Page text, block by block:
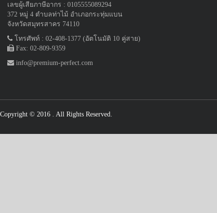
เลขผู้เสียภาษีอากร : 0105555089294
372 หมู่ 4 ตำบลท่าไม้ อำเภอกระทุ่มแบน
จังหวัดสมุทรสาคร 74110
โทรศัพท์ : 02-408-1377 (อัตโนมัติ 10 คู่สาย)
Fax: 02-809-9359
info@premium-perfect.com
Copyright © 2016 . All Rights Reserved.